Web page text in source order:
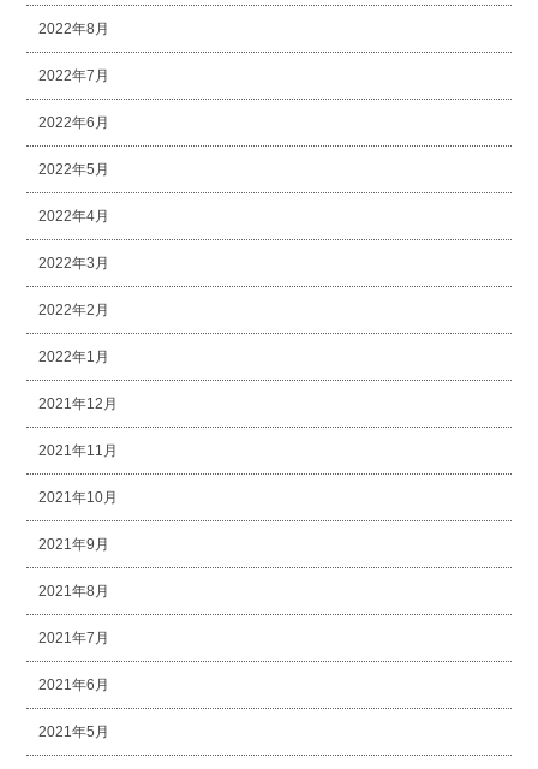
2022年8月
2022年7月
2022年6月
2022年5月
2022年4月
2022年3月
2022年2月
2022年1月
2021年12月
2021年11月
2021年10月
2021年9月
2021年8月
2021年7月
2021年6月
2021年5月